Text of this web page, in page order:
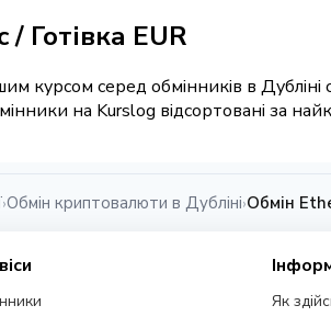
Готівка EUR
курсом серед обмінників в
на Kurslog відсортовані за
›Обмін криптовалюти в Дубліні›Обмін
Як